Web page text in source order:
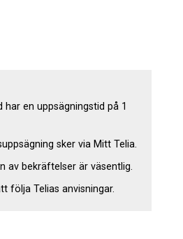
har en uppsägningstid på 1
sker via Mitt Telia.
av bekräftelser är väsentlig.
följa Telias anvisningar.